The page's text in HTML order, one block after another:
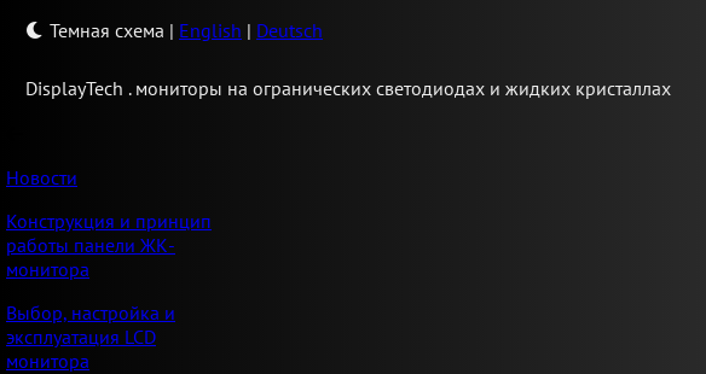
Темная схема | English | Deutsch
DisplayTech . мониторы на огранических светодиодах и жидких кристаллах
Новости
Конструкция и принцип
работы панели ЖК-
монитора
Выбор, настройка и
эксплуатация LCD
монитора